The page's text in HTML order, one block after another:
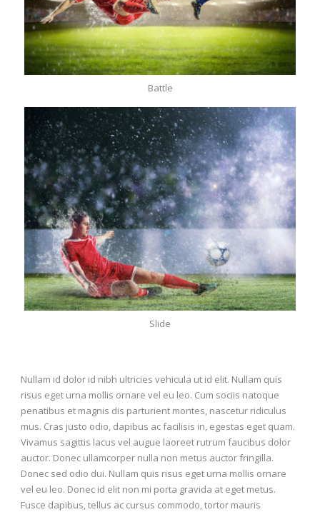
Battle
Slide
Nullam id dolor id nibh ultricies vehicula ut id elit. Nullam quis
risus eget urna mollis ornare vel eu leo. Cum sociis natoque
penatibus et magnis dis parturient montes, nascetur ridiculus
mus. Cras justo odio, dapibus ac facilisis in, egestas eget quam.
Vivamus sagittis lacus vel augue laoreet rutrum faucibus dolor
auctor. Donec ullamcorper nulla non metus auctor fringilla.
Donec sed odio dui. Nullam quis risus eget urna mollis ornare
vel eu leo. Donec id elit non mi porta gravida at eget metus.
Fusce dapibus, tellus ac cursus commodo, tortor mauris